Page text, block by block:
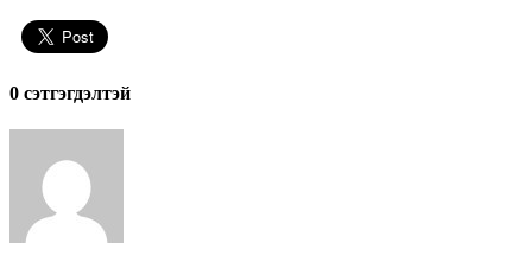
0 cэтгэгдэлтэй